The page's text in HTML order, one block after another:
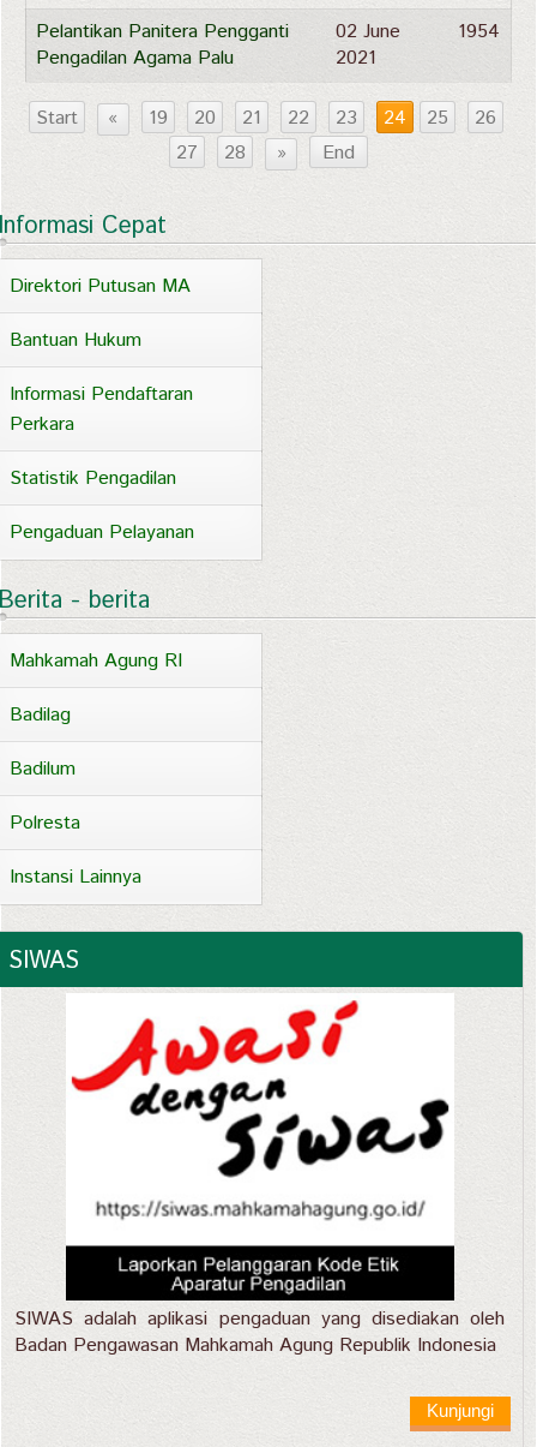
Pelantikan Panitera Pengganti
Pengadilan Agama Palu
02 June
2021
1954
Start « 19 20 21 22 23 24 25
26
27
28 » End
Cepat
Direktori Putusan MA
Bantuan Hukum
Informasi Pendaftaran
Perkara
Statistik Pengadilan
Pengaduan Pelayanan
- berita
Mahkamah Agung RI
Badilag
Badilum
Polresta
Instansi Lainnya
SIWAS
SIWAS adalah aplikasi pengaduan yang disediakan oleh
Badan Pengawasan Mahkamah Agung Republik Indonesia
Kunjungi